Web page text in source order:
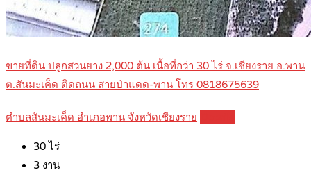
ขายที่ดิน ปลูกสวนยาง 2,000 ต้น เนื้อที่กว่า 30 ไร่ จ.เชียงราย อ.พาน
ต.สันมะเค็ด ติดถนน สายป่าแดด-พาน โทร 0818675639
ตำบลสันมะเค็ด อำเภอพาน จังหวัดเชียงราย
30 ไร่
3 งาน